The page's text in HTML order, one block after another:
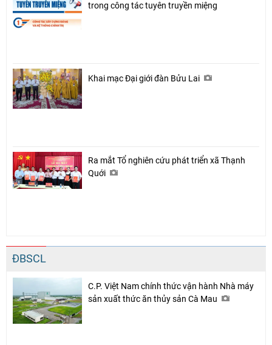
trong công tác tuyên truyền miệng
Khai mạc Đại giới đàn Bửu Lai
Ra mắt Tổ nghiên cứu phát triển xã Thạnh
Quới
ĐBSCL
C.P. Việt Nam chính thức vận hành Nhà máy
sản xuất thức ăn thủy sản Cà Mau